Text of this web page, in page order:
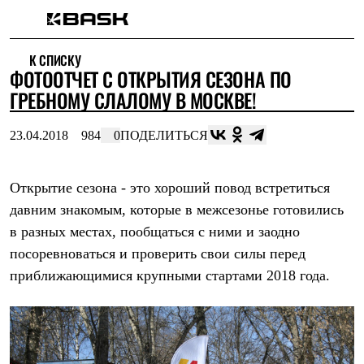
Интернет-магазин
Мужская одежда
Утепленная пухом
Куртки
Жилеты
Куртки
Брюки
Штормовая одежда
Куртки
Софтшелл одежда
Куртки
Флисовая одежда
Куртки
Брюки
Жилеты
К СПИСКУ
ФОТООТЧЕТ С ОТКРЫТИЯ СЕЗОНА ПО
ГРЕБНОМУ СЛАЛОМУ В МОСКВЕ!
23.04.2018 984 0ПОДЕЛИТЬСЯ
Открытие сезона - это хороший повод встретиться
давним знакомым, которые в межсезонье готовились
в разных местах, пообщаться с ними и заодно
посоревноваться и проверить свои силы перед
приближающимися крупными стартами 2018 года.